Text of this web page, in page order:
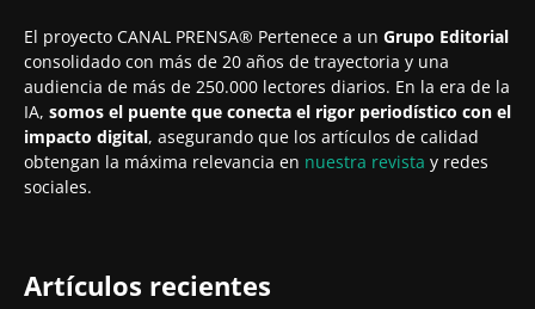
El proyecto CANAL PRENSA® Pertenece a un Grupo Editorial
consolidado con más de 20 años de trayectoria y una
audiencia de más de 250.000 lectores diarios. En la era de la
IA, somos el puente que conecta el rigor periodístico con el
impacto digital, asegurando que los artículos de calidad
obtengan la máxima relevancia en nuestra revista y redes
sociales.
Artículos recientes